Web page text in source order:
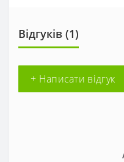
Відгуків (1)
+ Написати відгук